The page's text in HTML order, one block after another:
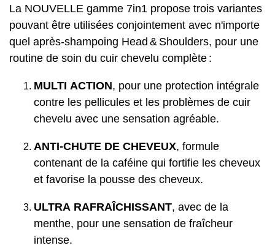
La NOUVELLE gamme 7in1 propose trois variantes
pouvant être utilisées conjointement avec n'importe
quel après-shampoing Head & Shoulders, pour une
routine de soin du cuir chevelu complète :
MULTI ACTION, pour une protection intégrale
contre les pellicules et les problèmes de cuir
chevelu avec une sensation agréable.
ANTI-CHUTE DE CHEVEUX, formule
contenant de la caféine qui fortifie les cheveux
et favorise la pousse des cheveux.
ULTRA RAFRAÎCHISSANT, avec de la
menthe, pour une sensation de fraîcheur
intense.